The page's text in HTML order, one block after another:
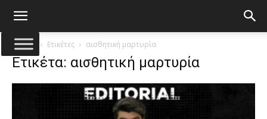
Αρχική Ετικέτες αισθητική μαρτυρία
Ετικέτα: αισθητική μαρτυρία